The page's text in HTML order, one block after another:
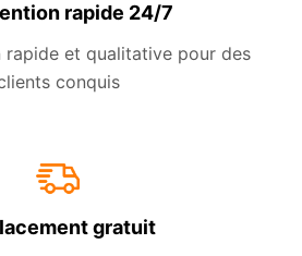
rapide 24/7
rapide et qualitative pour des
conquis
gratuit